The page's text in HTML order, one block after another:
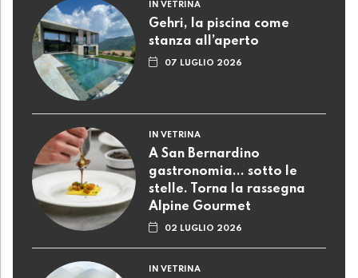
IN VETRINA
Gehri, la piscina come
stanza all’aperto
07 LUGLIO 2026
IN VETRINA
A San Bernardino
gastronomia... sotto le
stelle. Torna la rassegna
Alpine Gourmet
02 LUGLIO 2026
IN VETRINA